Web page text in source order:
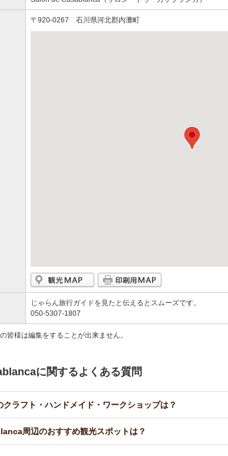
〒920-0267 石川県河北郡内灘町
じゃらん旅行ガイドを見たと伝えるとスムーズです。
050-5307-1807
皆様は編集をすることが出来ません。
に関するよくある質問
クラフト・ハンドメイド・ワークショップは？
周辺のおすすめ観光スポットは？